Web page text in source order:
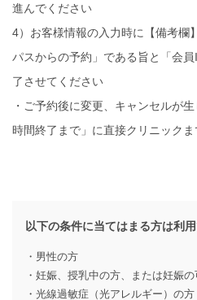
進んでください
4）お客様情報の入力時に【備考欄
パスからの予約」である旨と「会
了させてください
・ご予約後に変更、キャンセルが
時間終了まで」に直接クリニック
以下の条件に当てはまる方は利
・男性の方
・妊娠、授乳中の方、または妊娠
・光線過敏症（光アレルギー）の方